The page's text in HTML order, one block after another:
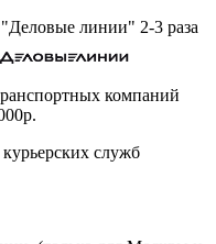
линии" 2-3 раза
компаний
служб